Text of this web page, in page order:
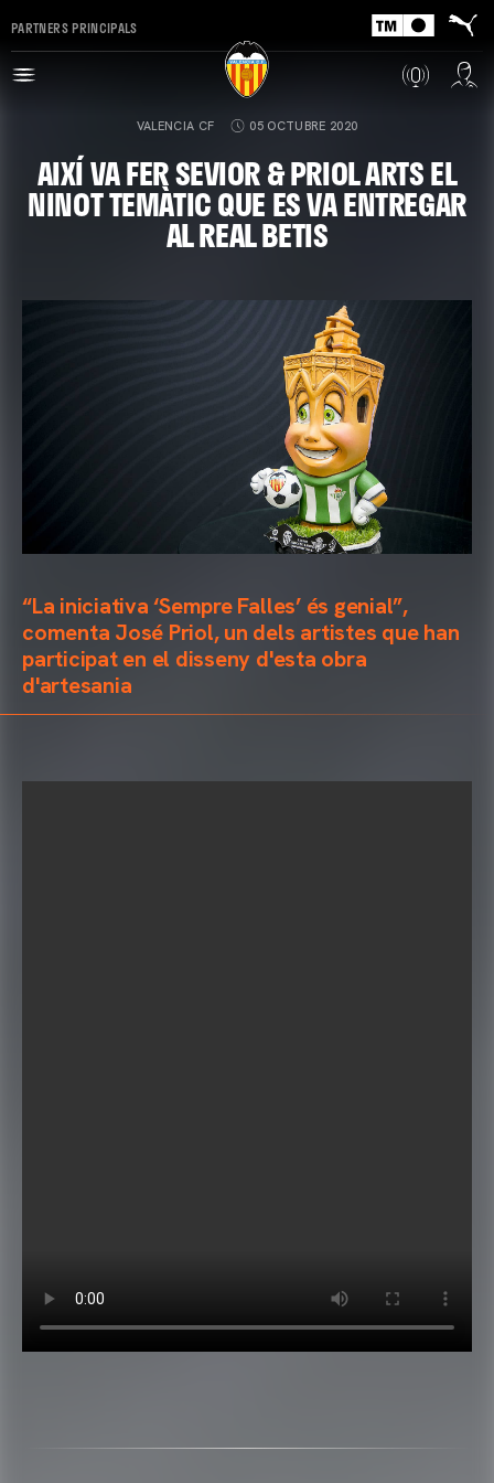
PARTNERS PRINCIPALS
VALENCIA CF 05 OCTUBRE 2020
AIXÍ VA FER SEVIOR & PRIOL ARTS EL
NINOT TEMÀTIC QUE ES VA ENTREGAR
AL REAL BETIS
“La iniciativa ‘Sempre Falles’ és genial”,
comenta José Priol, un dels artistes que han
participat en el disseny d'esta obra
d'artesania